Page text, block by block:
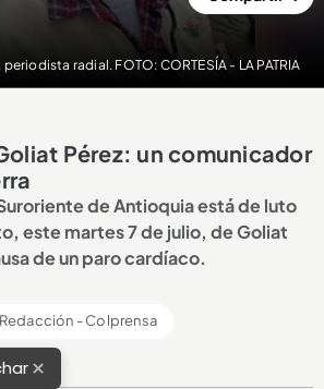
radial. FOTO: CORTESÍA - LA PATRIA
Pérez: un comunicador
de Antioquia está de luto
este martes 7 de julio, de Goliat
de un paro cardíaco.
Redacción - Colprensa
×